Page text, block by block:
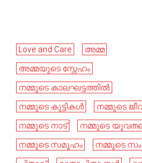
Love and Care
അമ്മ
അമ്മയുടെ സ്നേഹം
നമ്മുടെ കാലഘട്ടത്തിൽ
നമ്മുടെ കുട്ടികൾ
നമ്മുടെ
നമ്മുടെ നാട്‌
നമ്മുടെ
നമ്മുടെ സമൂഹം
നമ്മുടെ